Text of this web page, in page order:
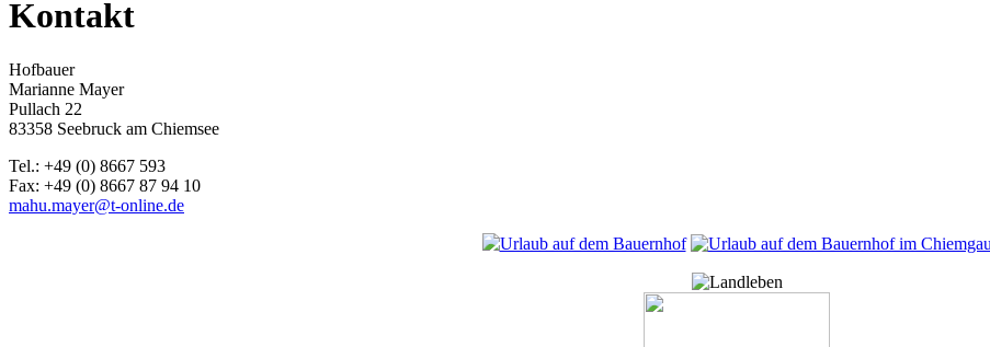
Kontakt
Hofbauer
Marianne Mayer
Pullach 22
83358 Seebruck am Chiemsee
Tel.: +49 (0) 8667 593
Fax: +49 (0) 8667 87 94 10
mahu.mayer@t-online.de